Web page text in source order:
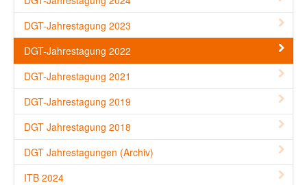
DGT-Jahrestagung 2023
DGT-Jahrestagung 2022
DGT-Jahrestagung 2021
DGT-Jahrestagung 2019
DGT Jahrestagung 2018
DGT Jahrestagungen (Archiv)
ITB 2024